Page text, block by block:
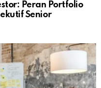
Peran Portfolio
Senior